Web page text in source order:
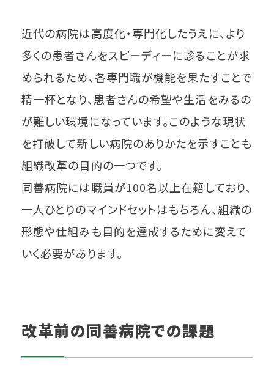
近代の病院は高度化・専門化したうえに、より
多くの患者さんをスピーディーに診ることが求
められるため、各専門職が機能を果たすことで
精一杯となり、患者さんの希望や生活をみるの
が難しい環境になっています。このような現状
を打破して新しい病院のありかたを示すことも
組織改革の目的の一つです。
同善病院には職員が100名以上在籍しており、
一人ひとりのマインドセットはもちろん、組織の
形態や仕組みも目的を達成するために変えて
いく必要があります。
改革前の同善病院での課題